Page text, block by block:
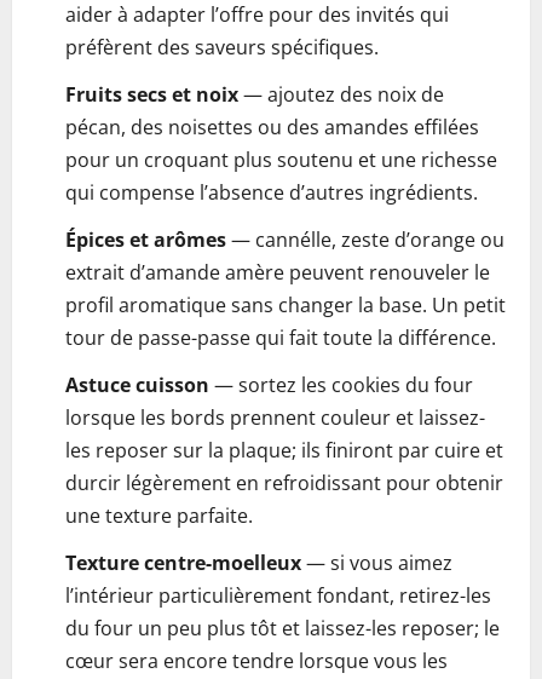
aider à adapter l’offre pour des invités qui
préfèrent des saveurs spécifiques.
Fruits secs et noix— ajoutez des noix de
pécan, des noisettes ou des amandes effilées
pour un croquant plus soutenu et une richesse
qui compense l’absence d’autres ingrédients.
Épices et arômes— cannélle, zeste d’orange ou
extrait d’amande amère peuvent renouveler le
profil aromatique sans changer la base. Un petit
tour de passe-passe qui fait toute la différence.
Astuce cuisson — sortez les cookies du four
lorsque les bords prennent couleur et laissez-
les reposer sur la plaque; ils finiront par cuire et
durcir légèrement en refroidissant pour obtenir
une texture parfaite.
Texture centre-moelleux— si vous aimez
l’intérieur particulièrement fondant, retirez-les
du four un peu plus tôt et laissez-les reposer; le
cœur sera encore tendre lorsque vous les